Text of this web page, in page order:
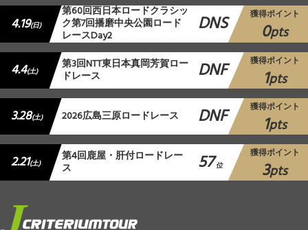
4.19(日)
第60回西日本ロードクラシッ
ク第7回播磨中央公園ロード
レースDay2 DNS 獲得ポイント
0pts
4.4(土) 第3回NTT東日本真岡芳賀ロー
ドレース DNF 獲得ポイント
1pts
3.28(土) 2026広島三原ロードレース DNF 獲得ポイント
1pts
2.21(土) 第4回鹿屋・肝付ロードレー
ス 57 位
獲得ポイント
3pts